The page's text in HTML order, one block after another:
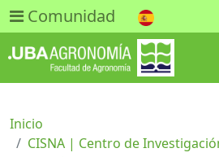
Comunidad
Inicio
CISNA | Centro de